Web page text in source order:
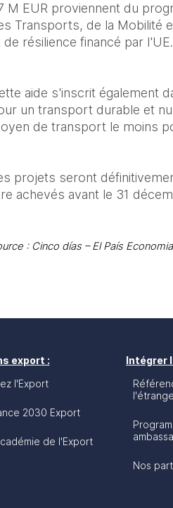
M EUR proviennent du
Transports, de la Mobilité
de résilience financé par l'UE.
aide s'inscrit également
un transport durable et
de transport le moins
projets seront
achevés avant le 31
: Cinco días – El País
export :
l'Export
2030 Export
de l'Export
Intégrer
Nos